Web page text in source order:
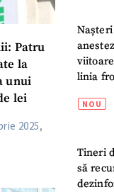
Patru
la
unui
lei
2025,
linia
NOU
Tineri
să